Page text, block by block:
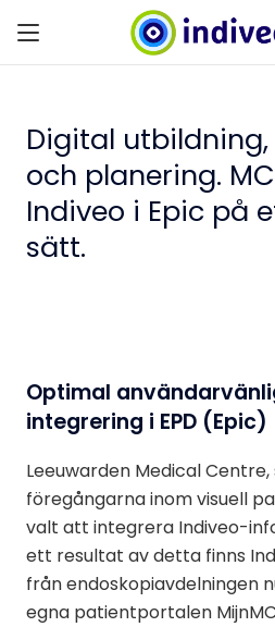
Digital
och planering.
Indiveo i Epic på
sätt.
Optimal
integrering i EPD (Epic)
Leeuwarden Medical
föregångarna inom visuell
valt att integrera Indiveo-
ett resultat av detta finns
från endoskopiavdelningen
egna patientportalen